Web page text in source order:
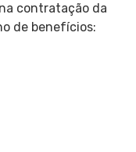
contratação da
de benefícios: